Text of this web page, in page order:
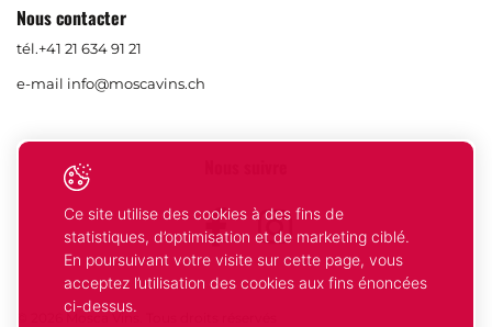
Nous contacter
tél.+41 21 634 91 21
e-mail info@moscavins.ch
Facebook
Instagram
© 2026 Mosca Vins. Tous droits réservés
Ce site utilise des cookies à des fins de
statistiques, d’optimisation et de marketing ciblé.
En poursuivant votre visite sur cette page, vous
acceptez l’utilisation des cookies aux fins énoncées
ci-dessus.